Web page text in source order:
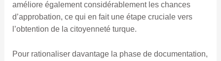
améliore également considérablement les chances
d’approbation, ce qui en fait une étape cruciale vers
l’obtention de la citoyenneté turque.
Pour rationaliser davantage la phase de documentation,